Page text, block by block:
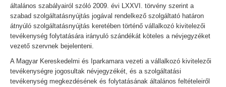
általános szabályairól szóló 2009. évi LXXVI. törvény szerint a
szabad szolgáltatásnyújtás jogával rendelkező szolgáltató határon
átnyúló szolgáltatásnyújtás keretében történő vállalkozó kivitelezői
tevékenység folytatására irányuló szándékát köteles a névjegyzéket
vezető szervnek bejelenteni.
A Magyar Kereskedelmi és Iparkamara vezeti a vállalkozó kivitelezői
tevékenységre jogosultak névjegyzékét, és a szolgáltatási
tevékenység megkezdésének és folytatásának általános feltételeiről